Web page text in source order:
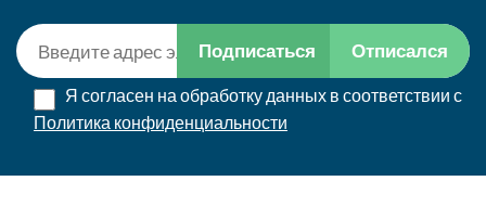
Подписаться Отписался
Я согласен на обработку данных в соответствии с
Политика конфиденциальности